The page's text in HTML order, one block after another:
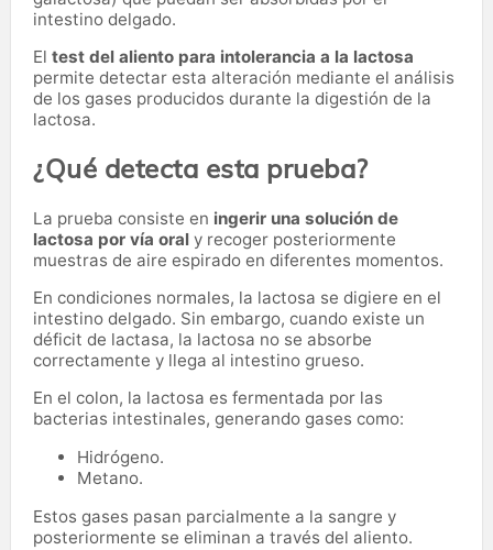
intestino delgado.
El test del aliento para intolerancia a la lactosa
permite detectar esta alteración mediante el análisis
de los gases producidos durante la digestión de la
lactosa.
¿Qué detecta esta prueba?
La prueba consiste en ingerir una solución de
lactosa por vía oral y recoger posteriormente
muestras de aire espirado en diferentes momentos.
En condiciones normales, la lactosa se digiere en el
intestino delgado. Sin embargo, cuando existe un
déficit de lactasa, la lactosa no se absorbe
correctamente y llega al intestino grueso.
En el colon, la lactosa es fermentada por las
bacterias intestinales, generando gases como:
Hidrógeno.
Metano.
Estos gases pasan parcialmente a la sangre y
posteriormente se eliminan a través del aliento.